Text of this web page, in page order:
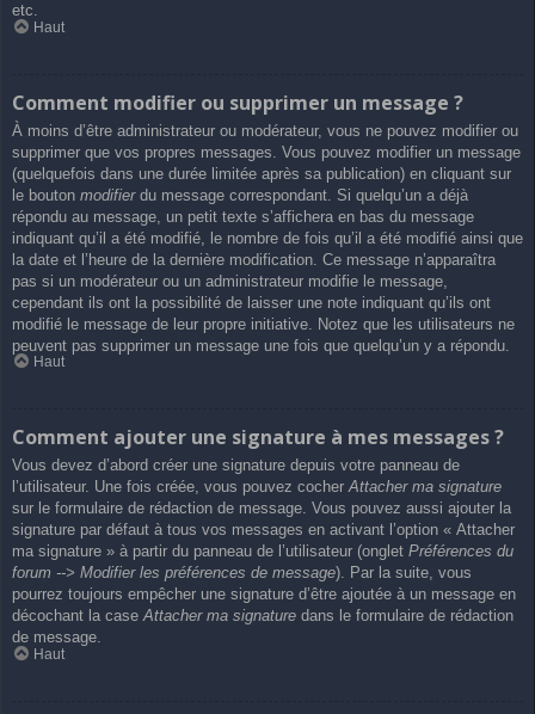
etc.
Haut
Comment modifier ou supprimer un message ?
À moins d’être administrateur ou modérateur, vous ne pouvez modifier ou
supprimer que vos propres messages. Vous pouvez modifier un message
(quelquefois dans une durée limitée après sa publication) en cliquant sur
le bouton modifierdu message correspondant. Si quelqu’un a déjà
répondu au message, un petit texte s’affichera en bas du message
indiquant qu’il a été modifié, le nombre de fois qu’il a été modifié ainsi que
la date et l’heure de la dernière modification. Ce message n’apparaîtra
pas si un modérateur ou un administrateur modifie le message,
cependant ils ont la possibilité de laisser une note indiquant qu’ils ont
modifié le message de leur propre initiative. Notez que les utilisateurs ne
peuvent pas supprimer un message une fois que quelqu’un y a répondu.
Haut
Comment ajouter une signature à mes messages ?
Vous devez d’abord créer une signature depuis votre panneau de
l’utilisateur. Une fois créée, vous pouvez cocherAttacher ma signature
sur le formulaire de rédaction de message. Vous pouvez aussi ajouter la
signature par défaut à tous vos messages en activant l’option « Attacher
ma signature » à partir du panneau de l’utilisateur (onglet Préférences du
forum --> Modifier les préférences de message). Par la suite, vous
pourrez toujours empêcher une signature d’être ajoutée à un message en
décochant la caseAttacher ma signature dans le formulaire de rédaction
de message.
Haut